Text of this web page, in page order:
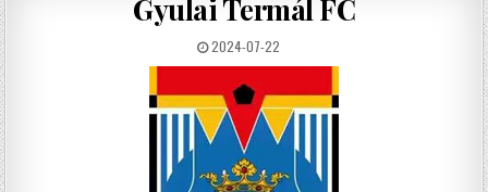
Gyulai Termál FC
2024-07-22